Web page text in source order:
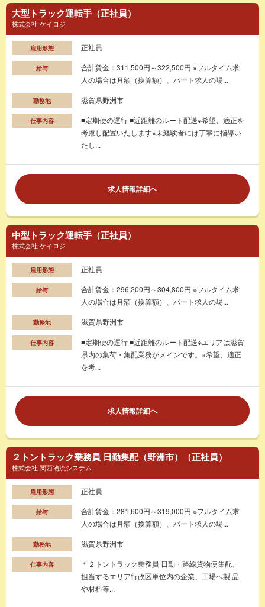
大型トラック運転手（正社員）
株式会社 ケイロジ
雇用形態 正社員
給与
合計賃金：311,500円～322,500円 ※フルタイム求
人の場合は月額（換算額）、パート求人の場...
勤務地 滋賀県野洲市
仕事内容
■定期便の運行 ■近距離のルート配送※希望、適正を
考慮し配置いたします※未経験者には丁寧に指導い
たし...
求人情報詳細へ
中型トラック運転手（正社員）
株式会社 ケイロジ
雇用形態 正社員
給与
合計賃金：296,200円～304,800円 ※フルタイム求
人の場合は月額（換算額）、パート求人の場...
勤務地 滋賀県野洲市
仕事内容
■定期便の運行 ■近距離のルート配送※エリアは滋賀
県内の集荷・集配業務がメインです。※希望、適正
を考...
求人情報詳細へ
２トントラック乗務員 日勤集配（野洲市）（正社員）
株式会社 関西物流システム
雇用形態 正社員
給与
合計賃金：281,600円～319,000円 ※フルタイム求
人の場合は月額（換算額）、パート求人の場...
勤務地 滋賀県野洲市
仕事内容
＊２トントラック乗務員 日勤・路線貨物便集配、
担当するエリア行政区単位内の企業、工場へ製 品
や材料等...